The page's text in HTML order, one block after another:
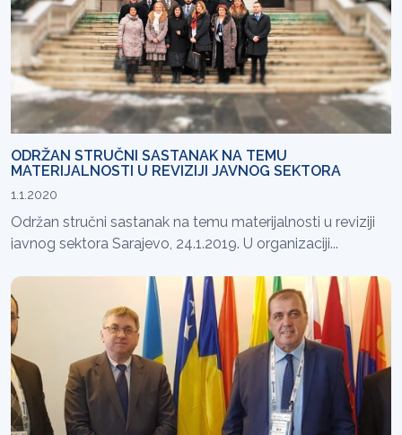
ODRŽAN STRUČNI SASTANAK NA TEMU
MATERIJALNOSTI U REVIZIJI JAVNOG SEKTORA
1.1.2020
Održan stručni sastanak na temu materijalnosti u reviziji
javnog sektora Sarajevo, 24.1.2019. U organizaciji...